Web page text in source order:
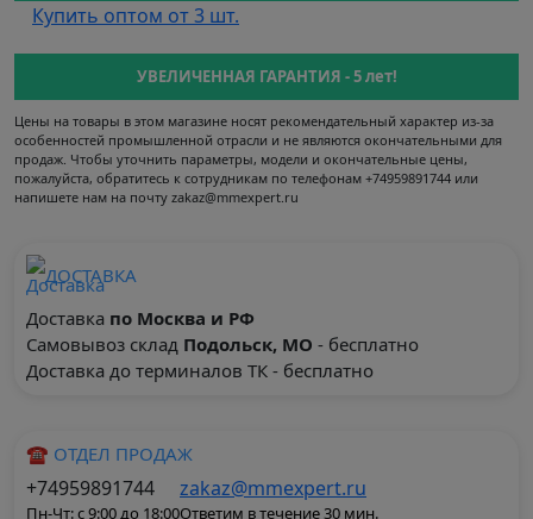
Купить оптом от 3 шт.
УВЕЛИЧЕННАЯ ГАРАНТИЯ - 5 лет!
Цены на товары в этом магазине носят рекомендательный характер из-за
особенностей промышленной отрасли и не являются окончательными для
продаж. Чтобы уточнить параметры, модели и окончательные цены,
пожалуйста, обратитесь к сотрудникам по телефонам +74959891744 или
напишете нам на почту zakaz@mmexpert.ru
ДОСТАВКА
Доставка по Москва и РФ
Самовывоз склад Подольск, МО - бесплатно
Доставка до терминалов ТК - бесплатно
☎ ОТДЕЛ ПРОДАЖ
+74959891744
Пн-Чт: с 9:00 до 18:00
zakaz@mmexpert.ru
Ответим в течение 30 мин.